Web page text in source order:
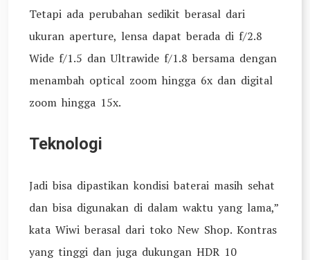
Tetapi ada perubahan sedikit berasal dari
ukuran aperture, lensa dapat berada di f/2.8
Wide f/1.5 dan Ultrawide f/1.8 bersama dengan
menambah optical zoom hingga 6x dan digital
zoom hingga 15x.
Teknologi
Jadi bisa dipastikan kondisi baterai masih sehat
dan bisa digunakan di dalam waktu yang lama,”
kata Wiwi berasal dari toko New Shop. Kontras
yang tinggi dan juga dukungan HDR 10